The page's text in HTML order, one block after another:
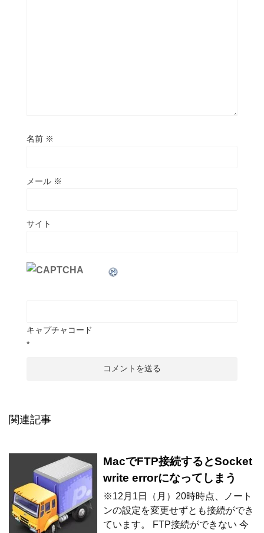
名前 ※
メール ※
サイト
キャプチャコード
*
関連記事
MacでFTP接続するとSocket
write errorになってしまう
※12月1日（月）20時時点、ノート
ンの設定を変更せずとも接続ができ
ています。 FTP接続ができない 今